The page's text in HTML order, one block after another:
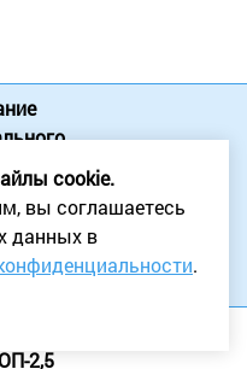
2,5
cookie.
вы соглашаетесь
данных в
.